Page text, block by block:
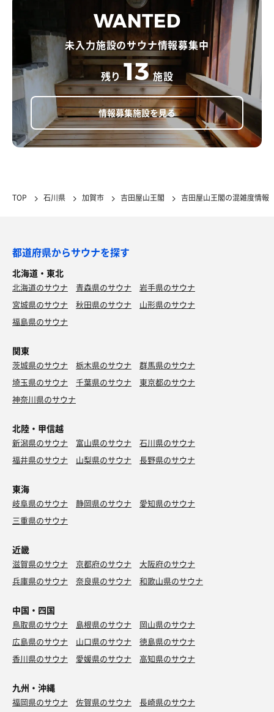
WANTED
未入力施設のサウナ情報募集中
残り 13 施設
情報募集施設を見る
TOP 石川県 加賀市 吉田屋山王閣 吉田屋山王閣の混雑度情報
都道府県からサウナを探す
北海道・東北
北海道のサウナ 青森県のサウナ
岩手県のサウナ
宮城県のサウナ
秋田県のサウナ
山形県のサウナ
福島県のサウナ
関東
茨城県のサウナ 栃木県のサウナ
群馬県のサウナ
埼玉県のサウナ
千葉県のサウナ
東京都のサウナ
神奈川県のサウナ
北陸・甲信越
新潟県のサウナ 富山県のサウナ
石川県のサウナ
福井県のサウナ
山梨県のサウナ 長野県のサウナ
東海
岐阜県のサウナ 静岡県のサウナ
愛知県のサウナ
三重県のサウナ
近畿
滋賀県のサウナ 京都府のサウナ
大阪府のサウナ
兵庫県のサウナ
奈良県のサウナ 和歌山県のサウナ
中国・四国
鳥取県のサウナ 島根県のサウナ
岡山県のサウナ
広島県のサウナ
山口県のサウナ
徳島県のサウナ
香川県のサウナ
愛媛県のサウナ 高知県のサウナ
九州・沖縄
福岡県のサウナ 佐賀県のサウナ
長崎県のサウナ